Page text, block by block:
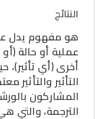
النتائج
هو مفهوم يدل
عملية أو حالة
أخرى (أي
التأثير والتأثير
المشاركون
الترجمة، والتي